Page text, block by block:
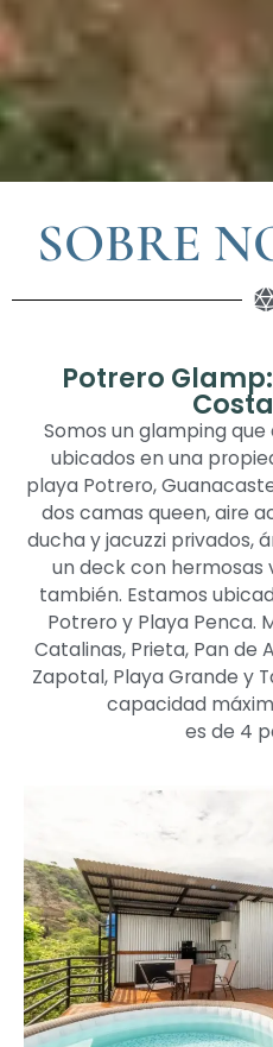
SOBRE
Potrero
Somos un glamping
ubicados en una
playa Potrero,
dos camas queen, aire
ducha y jacuzzi privados,
un deck con hermosas
también. Estamos
Potrero y Playa Penca.
Catalinas, Prieta, Pan de
Zapotal, Playa Grande y
capacidad
es de 4